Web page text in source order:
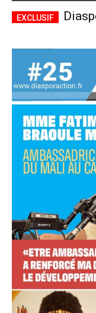
Accès
$22 / an
Tous les
Annonces